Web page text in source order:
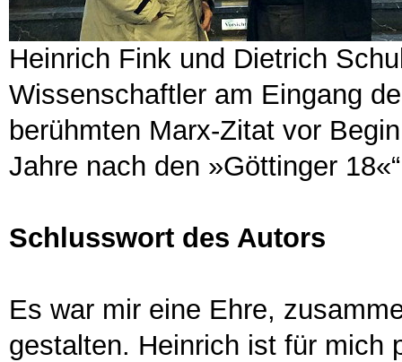
Heinrich Fink und Dietrich
Wissenschaftler am Eingang
berühmten Marx-Zitat vor
Jahre nach den »Göttinger 18«“
Schlusswort des Autors
Es war mir eine Ehre,
gestalten. Heinrich ist für mich